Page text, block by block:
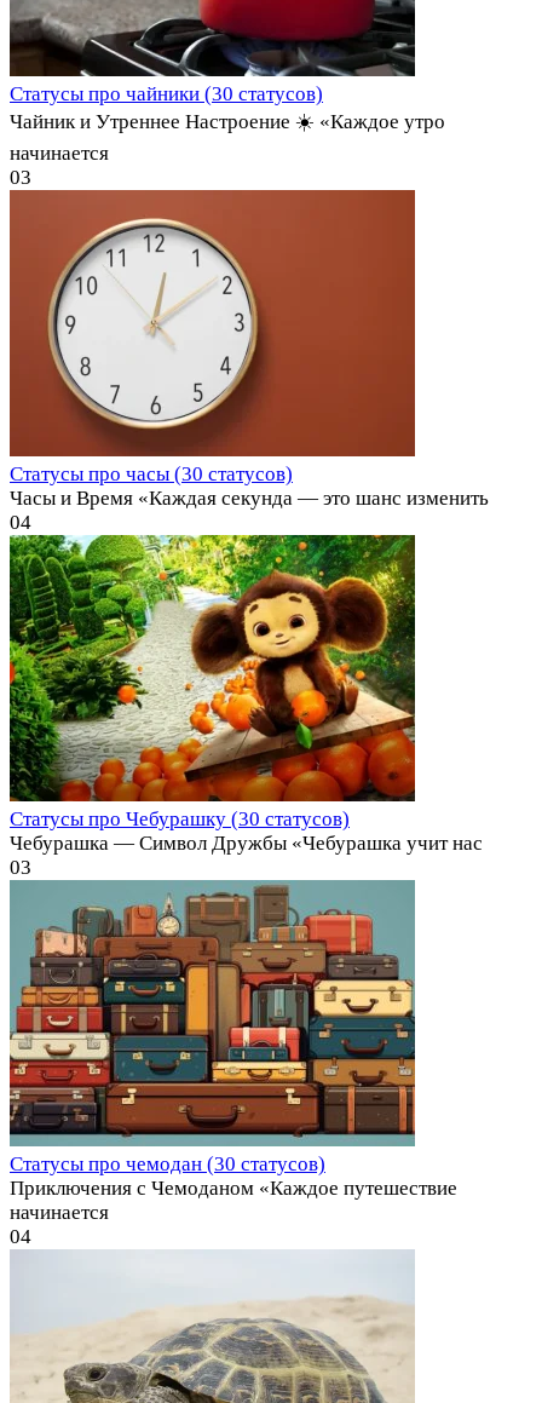
Статусы про чайники (30 статусов)
Чайник и Утреннее Настроение ☀️ «Каждое утро
начинается
03
Статусы про часы (30 статусов)
Часы и Время «Каждая секунда — это шанс изменить
04
Статусы про Чебурашку (30 статусов)
Чебурашка — Символ Дружбы «Чебурашка учит нас
03
Статусы про чемодан (30 статусов)
Приключения с Чемоданом «Каждое путешествие
начинается
04